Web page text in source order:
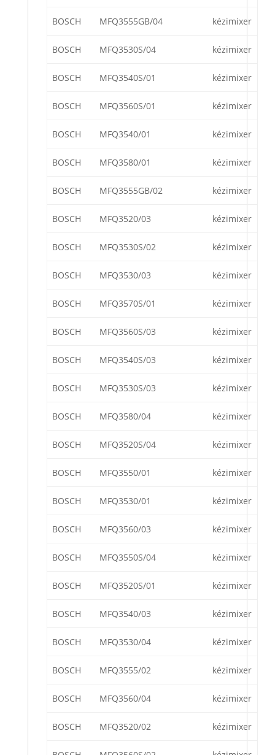
BOSCH MFQ3555GB/04 kézimixer
BOSCH MFQ3530S/04 kézimixer
BOSCH MFQ3540S/01 kézimixer
BOSCH MFQ3560S/01 kézimixer
BOSCH MFQ3540/01 kézimixer
BOSCH MFQ3580/01 kézimixer
BOSCH MFQ3555GB/02 kézimixer
BOSCH MFQ3520/03 kézimixer
BOSCH MFQ3530S/02 kézimixer
BOSCH MFQ3530/03 kézimixer
BOSCH MFQ3570S/01 kézimixer
BOSCH MFQ3560S/03 kézimixer
BOSCH MFQ3540S/03 kézimixer
BOSCH MFQ3530S/03 kézimixer
BOSCH MFQ3580/04 kézimixer
BOSCH MFQ3520S/04 kézimixer
BOSCH MFQ3550/01 kézimixer
BOSCH MFQ3530/01 kézimixer
BOSCH MFQ3560/03 kézimixer
BOSCH MFQ3550S/04 kézimixer
BOSCH MFQ3520S/01 kézimixer
BOSCH MFQ3540/03 kézimixer
BOSCH MFQ3530/04 kézimixer
BOSCH MFQ3555/02 kézimixer
BOSCH MFQ3560/04 kézimixer
BOSCH MFQ3520/02 kézimixer